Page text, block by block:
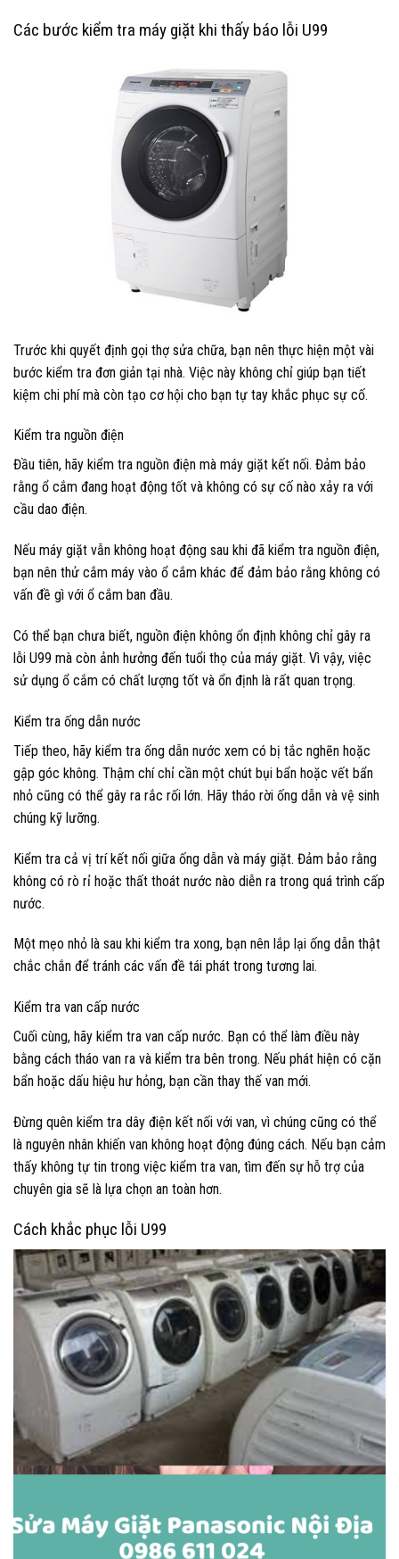
Các bước kiểm tra máy giặt khi thấy báo lỗi U99
Trước khi quyết định gọi thợ sửa chữa, bạn nên thực hiện một vài
bước kiểm tra đơn giản tại nhà. Việc này không chỉ giúp bạn tiết
kiệm chi phí mà còn tạo cơ hội cho bạn tự tay khắc phục sự cố.
Kiểm tra nguồn điện
Đầu tiên, hãy kiểm tra nguồn điện mà máy giặt kết nối. Đảm bảo
rằng ổ cắm đang hoạt động tốt và không có sự cố nào xảy ra với
cầu dao điện.
Nếu máy giặt vẫn không hoạt động sau khi đã kiểm tra nguồn điện,
bạn nên thử cắm máy vào ổ cắm khác để đảm bảo rằng không có
vấn đề gì với ổ cắm ban đầu.
Có thể bạn chưa biết, nguồn điện không ổn định không chỉ gây ra
lỗi U99 mà còn ảnh hưởng đến tuổi thọ của máy giặt. Vì vậy, việc
sử dụng ổ cắm có chất lượng tốt và ổn định là rất quan trọng.
Kiểm tra ống dẫn nước
Tiếp theo, hãy kiểm tra ống dẫn nước xem có bị tắc nghẽn hoặc
gập góc không. Thậm chí chỉ cần một chút bụi bẩn hoặc vết bẩn
nhỏ cũng có thể gây ra rắc rối lớn. Hãy tháo rời ống dẫn và vệ sinh
chúng kỹ lưỡng.
Kiểm tra cả vị trí kết nối giữa ống dẫn và máy giặt. Đảm bảo rằng
không có rò rỉ hoặc thất thoát nước nào diễn ra trong quá trình cấp
nước.
Một mẹo nhỏ là sau khi kiểm tra xong, bạn nên lắp lại ống dẫn thật
chắc chắn để tránh các vấn đề tái phát trong tương lai.
Kiểm tra van cấp nước
Cuối cùng, hãy kiểm tra van cấp nước. Bạn có thể làm điều này
bằng cách tháo van ra và kiểm tra bên trong. Nếu phát hiện có cặn
bẩn hoặc dấu hiệu hư hỏng, bạn cần thay thế van mới.
Đừng quên kiểm tra dây điện kết nối với van, vì chúng cũng có thể
là nguyên nhân khiến van không hoạt động đúng cách. Nếu bạn cảm
thấy không tự tin trong việc kiểm tra van, tìm đến sự hỗ trợ của
chuyên gia sẽ là lựa chọn an toàn hơn.
Cách khắc phục lỗi U99